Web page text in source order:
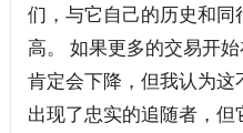
们，与它自己的历史和
高。 如果更多的交易开
肯定会下降，但我认为这
出现了忠实的追随者，